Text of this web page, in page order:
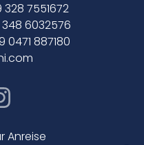
328 7551672
348 6032576
0471 887180
Anreise